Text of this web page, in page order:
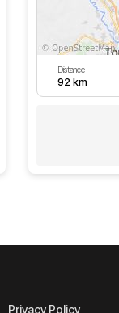
Distance
92 km
Privacy Policy